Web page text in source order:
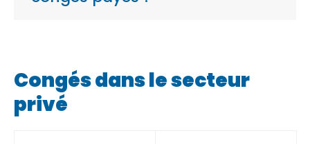
Congés dans le secteur
privé